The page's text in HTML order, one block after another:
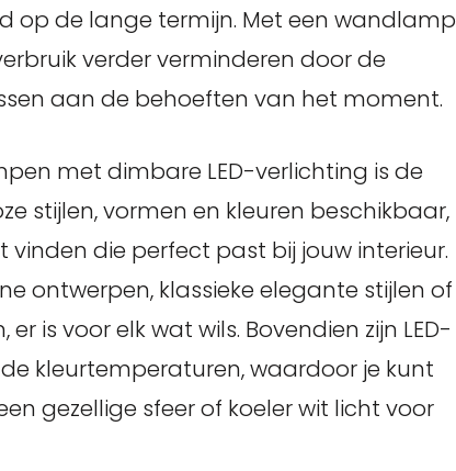
op de lange termijn. Met een wandlamp
verder verminderen door de
aan de behoeften van het moment.
met dimbare LED-verlichting is de
stijlen, vormen en kleuren beschikbaar,
die perfect past bij jouw interieur.
ontwerpen, klassieke elegante stijlen of
is voor elk wat wils. Bovendien zijn LED-
kleurtemperaturen, waardoor je kunt
gezellige sfeer of koeler wit licht voor